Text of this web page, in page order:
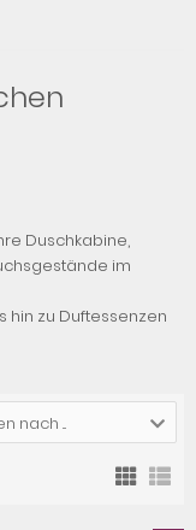
Duschkabine,
im
hin zu Duftessenzen
nach ...